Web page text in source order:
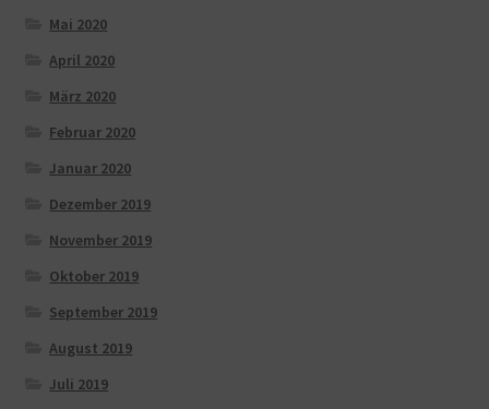
Mai 2020
April 2020
März 2020
Februar 2020
Januar 2020
Dezember 2019
November 2019
Oktober 2019
September 2019
August 2019
Juli 2019